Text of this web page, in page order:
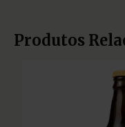
Produtos